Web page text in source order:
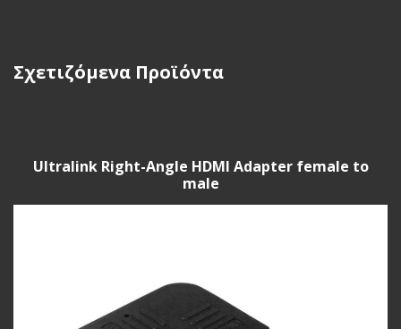
Σχετιζόμενα Προϊόντα
Ultralink Right-Angle HDMI Adapter female to
male